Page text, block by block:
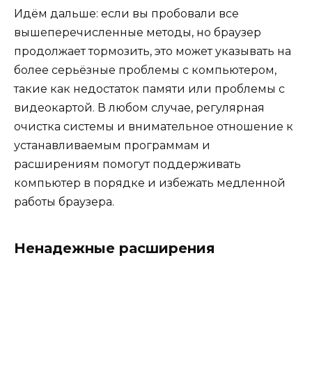
Идём дальше: если вы пробовали все
вышеперечисленные методы, но браузер
продолжает тормозить, это может указывать на
более серьёзные проблемы с компьютером,
такие как недостаток памяти или проблемы с
видеокартой. В любом случае, регулярная
очистка системы и внимательное отношение к
устанавливаемым программам и
расширениям помогут поддерживать
компьютер в порядке и избежать медленной
работы браузера.
Ненадежные расширения